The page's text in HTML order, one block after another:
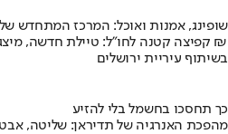
שופינג, אמנות ואוכל: המרכז המתחדש
קפיצה קטנה לחו"ל: טיילת חדשה, מיצגי אמנות, וכיכרות משופצות בהשקעה של 100 מיליון ₪
בשיתוף עיריית ירושלים
כך תחסכו בחשמל בלי להזיע
מהפכת האנרגיה של תדיראן: שליטה,